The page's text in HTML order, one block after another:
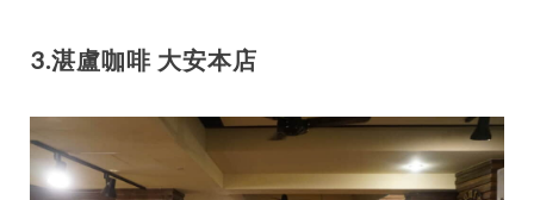
3.湛盧咖啡 大安本店